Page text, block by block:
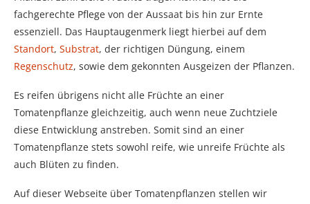
fachgerechte Pflege von der Aussaat bis hin zur Ernte
essenziell. Das Hauptaugenmerk liegt hierbei auf dem
Standort, Substrat, der richtigen Düngung, einem
Regenschutz, sowie dem gekonnten Ausgeizen der Pflanzen.
Es reifen übrigens nicht alle Früchte an einer
Tomatenpflanze gleichzeitig, auch wenn neue Zuchtziele
diese Entwicklung anstreben. Somit sind an einer
Tomatenpflanze stets sowohl reife, wie unreife Früchte als
auch Blüten zu finden.
Auf dieser Webseite über Tomatenpflanzen stellen wir